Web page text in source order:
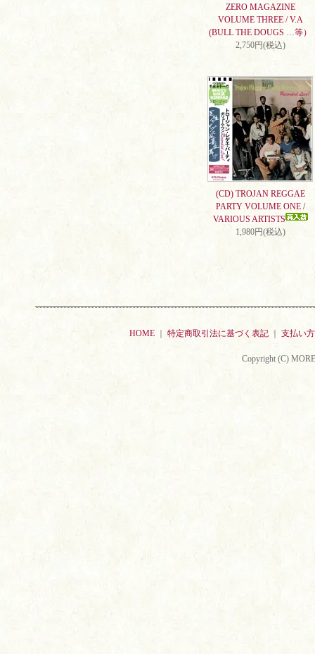
ZERO MAGAZINE
VOLUME THREE / V.A
(BULL THE DOUGS …等）
2,750円(税込)
(CD) TROJAN REGGAE
PARTY VOLUME ONE /
VARIOUS ARTISTS
1,980円(税込)
HOME 特定商取引法に基づく表記 ｜ 支払い
Copyright (C)